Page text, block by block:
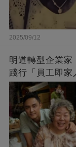
2025/09/12
明道轉型企業家
踐行「員工即家
闆的福報